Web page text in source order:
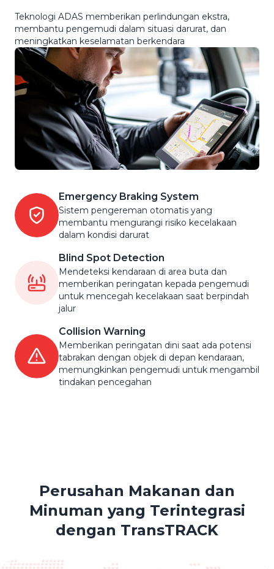
Teknologi ADAS memberikan perlindungan ekstra,
membantu pengemudi dalam situasi darurat, dan
meningkatkan keselamatan berkendara
Emergency Braking System
Sistem pengereman otomatis yang
membantu mengurangi risiko kecelakaan
dalam kondisi darurat
Blind Spot Detection
Mendeteksi kendaraan di area buta dan
memberikan peringatan kepada pengemudi
untuk mencegah kecelakaan saat berpindah
jalur
Collision Warning
Memberikan peringatan dini saat ada potensi
tabrakan dengan objek di depan kendaraan,
memungkinkan pengemudi untuk mengambil
tindakan pencegahan
Perusahan Makanan dan
Minuman yang Terintegrasi
dengan TransTRACK